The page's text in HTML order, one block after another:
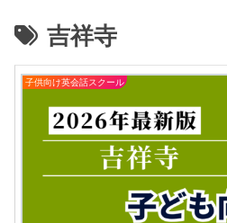
吉祥寺
子供向け英会話スクール